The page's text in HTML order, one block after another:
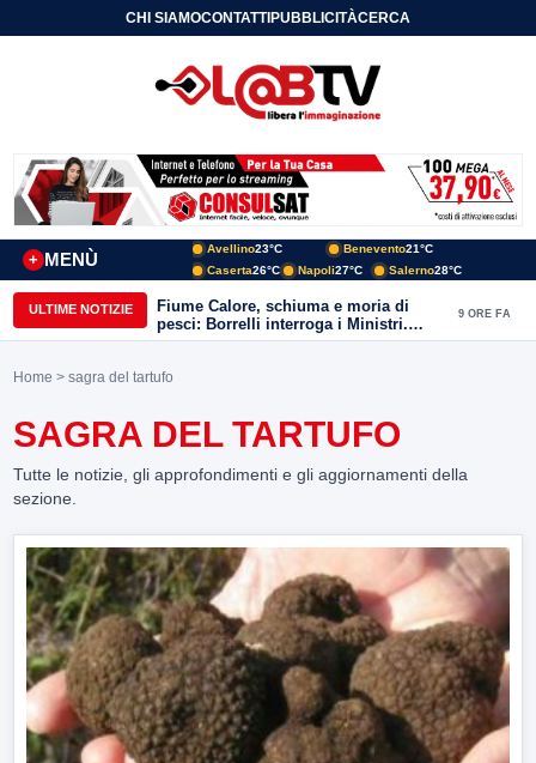
CHI SIAMOCONTATTIPUBBLICITÀCERCA
MENÙ
+
Avellino23°C Benevento21°C
Caserta26°C Napoli27°C Salerno28°C
ULTIME NOTIZIE
Fiume Calore, schiuma e moria di
pesci: Borrelli interroga i Ministri.
“Benevento paga l’assenza del
9 ORE FA
Home > sagra del tartufo
SAGRA DEL TARTUFO
Tutte le notizie, gli approfondimenti e gli aggiornamenti della
sezione.